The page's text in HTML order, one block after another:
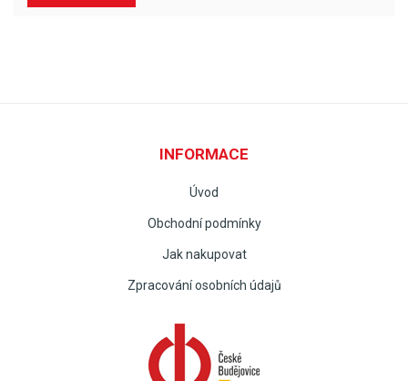
INFORMACE
Úvod
Obchodní podmínky
Jak nakupovat
Zpracování osobních údajů